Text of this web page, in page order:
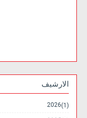
الارشيف
2026 (1)